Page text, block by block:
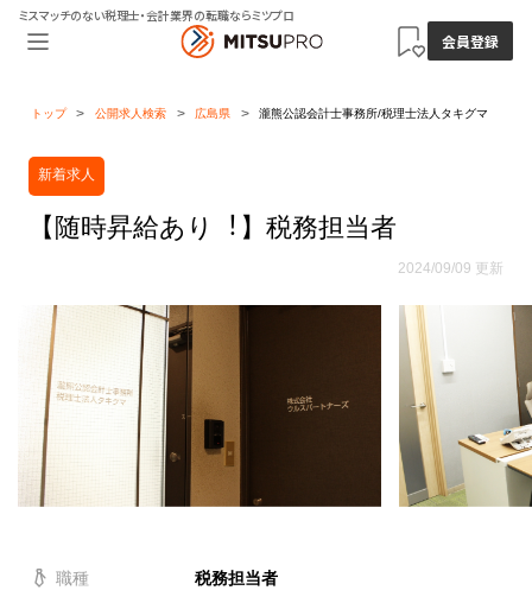
ミスマッチのない税理士・会計業界の転職ならミツプロ
会員登録
トップ 公開求人検索 広島県 瀧熊公認会計士事務所/税理士法人タキグマ
新着求人
【随時昇給あり︕】税務担当者
2024/09/09 更新
職種 税務担当者